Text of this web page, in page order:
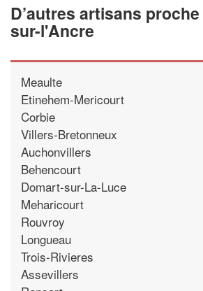
D’autres artisans
sur-l'Ancre
Meaulte
Etinehem-Mericourt
Corbie
Villers-Bretonneux
Auchonvillers
Behencourt
Domart-sur-La-Luce
Meharicourt
Rouvroy
Longueau
Trois-Rivieres
Assevillers